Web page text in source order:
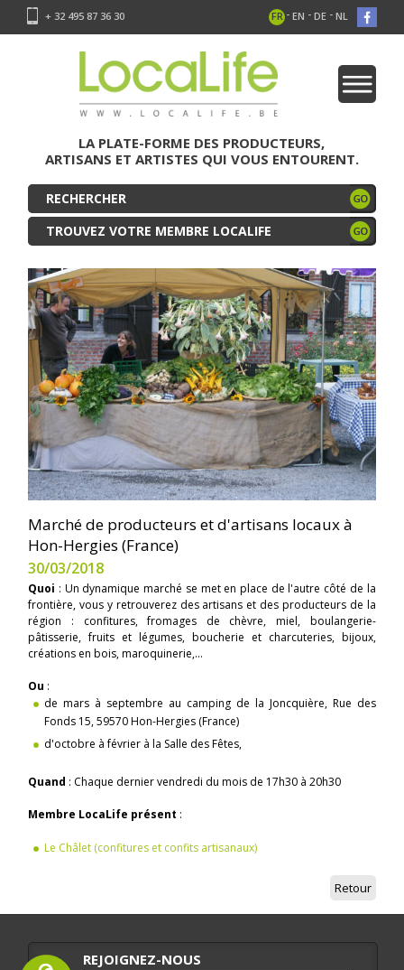
+ 32 495 87 36 30 FR - EN - DE - NL
LA PLATE-FORME DES PRODUCTEURS,
ARTISANS ET ARTISTES QUI VOUS ENTOURENT.
TROUVEZ VOTRE MEMBRE LOCALIFE
Marché de producteurs et d'artisans locaux à
Hon-Hergies (France)
30/03/2018
Quoi : Un dynamique marché se met en place de l'autre côté de la
frontière, vous y retrouverez des artisans et des producteurs de la
région : confitures, fromages de chèvre, miel, boulangerie-
pâtisserie, fruits et légumes, boucherie et charcuteries, bijoux,
créations en bois, maroquinerie,...
Ou :
de mars à septembre au camping de la Joncquière, Rue des
Fonds 15, 59570 Hon-Hergies (France)
d'octobre à février à la Salle des Fêtes,
Quand : Chaque dernier vendredi du mois de 17h30 à 20h30
Membre LocaLife présent :
Le Châlet (confitures et confits artisanaux)
Retour
REJOIGNEZ-NOUS